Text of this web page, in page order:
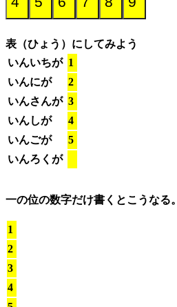
表（ひょう）にしてみよう
いんいちが 1
いんにが
2
いんさんが 3
いんしが
4
いんごが
5
いんろくが
一の位の数字だけ書くとこうなる。
1
2
3
4